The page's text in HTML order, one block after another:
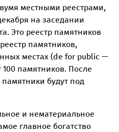
местными реестрами,
на заседании
Это реестр памятников
памятников,
местах (de for public —
100 памятников. После
будут под
и нематериальное
главное богатство